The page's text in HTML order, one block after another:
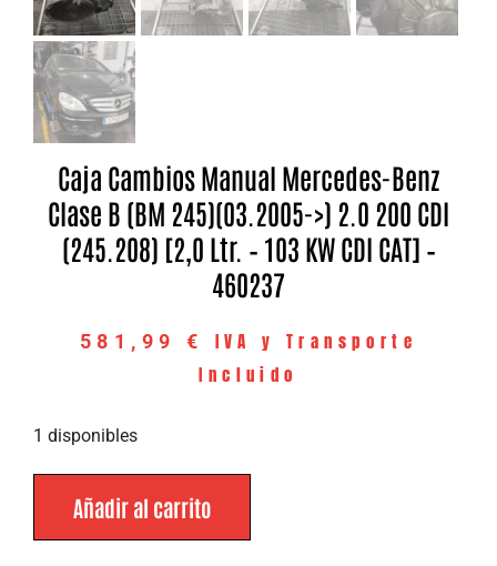
Caja Cambios Manual Mercedes-Benz
Clase B (BM 245)(03.2005->) 2.0 200 CDI
(245.208) [2,0 Ltr. – 103 KW CDI CAT] –
460237
581,99 €
IVA y Transporte
Incluido
1 disponibles
Añadir al carrito